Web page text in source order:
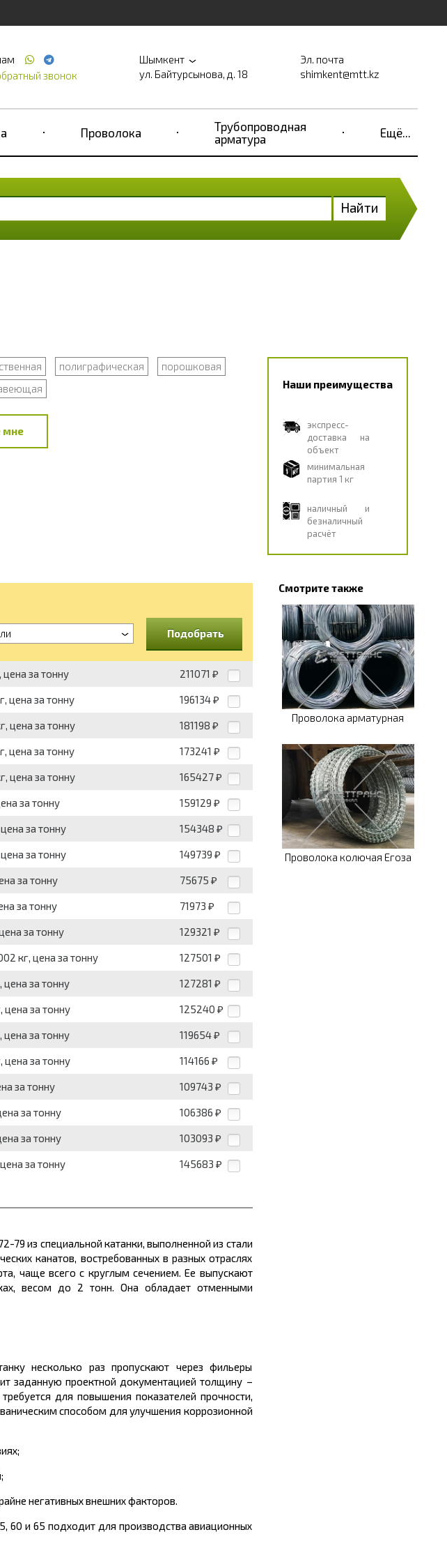
звонок
Шымкент
ул. Байтурсынова, д. 18
Эл. почта
shimkent@mtt.kz
Проволока
Трубопроводная
арматура
Ещё...
Найти
полиграфическая
порошковая
мне
Наши преимущества
экспресс-
доставка на
объект
минимальная
партия 1 кг
наличный и
безналичный
расчёт
Подобрать
за тонну 211071 ₽
цена за тонну 196134 ₽
цена за тонну 181198 ₽
цена за тонну 173241 ₽
цена за тонну 165427 ₽
за тонну 159129 ₽
за тонну 154348 ₽
за тонну 149739 ₽
за тонну 75675 ₽
за тонну 71973 ₽
за тонну 129321 ₽
кг, цена за тонну 127501 ₽
за тонну 127281 ₽
цена за тонну 125240 ₽
за тонну 119654 ₽
цена за тонну 114166 ₽
за тонну 109743 ₽
за тонну 106386 ₽
за тонну 103093 ₽
за тонну 145683 ₽
79 из специальной катанки, выполненной из стали
канатов, востребованных в разных отраслях
чаще всего с круглым сечением. Ее выпускают
весом до 2 тонн. Она обладает отменными
несколько раз пропускают через фильеры
заданную проектной документацией толщину –
для повышения показателей прочности,
способом для улучшения коррозионной
негативных внешних факторов.
60 и 65 подходит для производства авиационных
Смотрите также
Проволока арматурная
Проволока колючая Егоза